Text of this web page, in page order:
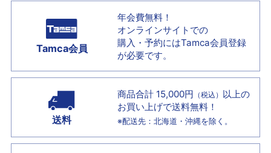
Tamca会員
年会費無料！
オンラインサイトでの
購入・予約にはTamca会員登録
が必要です。
送料
商品合計 15,000円 （税込） 以上の
お買い上げで送料無料！
※配送先：北海道・沖縄を除く。